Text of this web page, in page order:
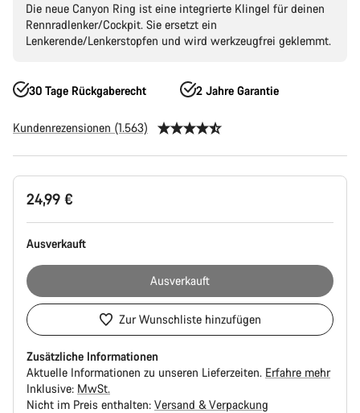
Die neue Canyon Ring ist eine integrierte Klingel für deinen
Rennradlenker/Cockpit. Sie ersetzt ein
Lenkerende/Lenkerstopfen und wird werkzeugfrei geklemmt.
30 Tage Rückgaberecht 2 Jahre Garantie
Kundenrezensionen (1.563)
Produktkonfiguration
24,99 €
Ausverkauft
Ausverkauft
Zur Wunschliste hinzufügen
Zusätzliche Informationen
Aktuelle Informationen zu unseren Lieferzeiten. Erfahre mehr
Inklusive: MwSt.
Nicht im Preis enthalten: Versand & Verpackung